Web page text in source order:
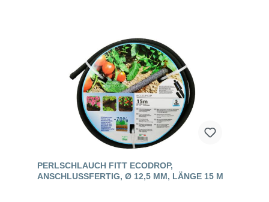
PERLSCHLAUCH FITT ECODROP,
ANSCHLUSSFERTIG, Ø 12,5 MM, LÄNGE 15 M